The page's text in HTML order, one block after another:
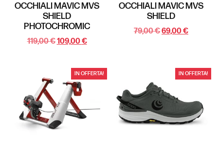
OCCHIALI MAVIC MVS
SHIELD
PHOTOCHROMIC
119,00€109,00€
OCCHIALI MAVIC MVS
SHIELD
79,00€69,00€
IN OFFERTA! IN OFFERTA!